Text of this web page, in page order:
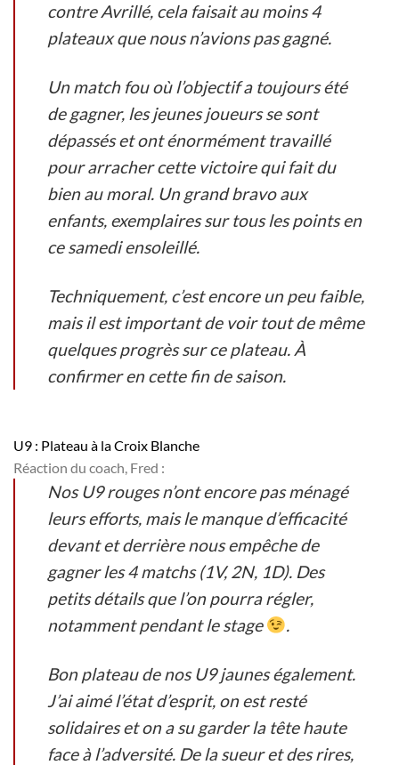
contre Avrillé, cela faisait au moins 4
plateaux que nous n’avions pas gagné.
Un match fou où l’objectif a toujours été
de gagner, les jeunes joueurs se sont
dépassés et ont énormément travaillé
pour arracher cette victoire qui fait du
bien au moral. Un grand bravo aux
enfants, exemplaires sur tous les points en
ce samedi ensoleillé.
Techniquement, c’est encore un peu faible,
mais il est important de voir tout de même
quelques progrès sur ce plateau. À
confirmer en cette fin de saison.
U9 : Plateau à la Croix Blanche
Réaction du coach, Fred :
Nos U9 rouges n’ont encore pas ménagé
leurs efforts, mais le manque d’efficacité
devant et derrière nous empêche de
gagner les 4 matchs (1V, 2N, 1D). Des
petits détails que l’on pourra régler,
notamment pendant le stage
.
Bon plateau de nos U9 jaunes également.
J’ai aimé l’état d’esprit, on est resté
solidaires et on a su garder la tête haute
face à l’adversité. De la sueur et des rires,